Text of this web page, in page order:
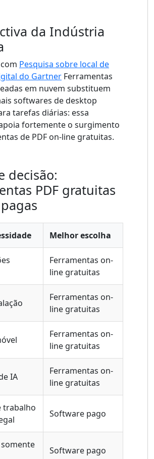
da Indústria
Pesquisa sobre local de
do Gartner Ferramentas
em nuvem substituem
softwares de desktop
tarefas diárias: essa
fortemente o surgimento
de PDF on-line gratuitas.
decisão:
PDF gratuitas
Melhor escolha
Ferramentas on-
line gratuitas
Ferramentas on-
line gratuitas
Ferramentas on-
line gratuitas
IA
Ferramentas on-
line gratuitas
trabalho
Software pago
Software pago